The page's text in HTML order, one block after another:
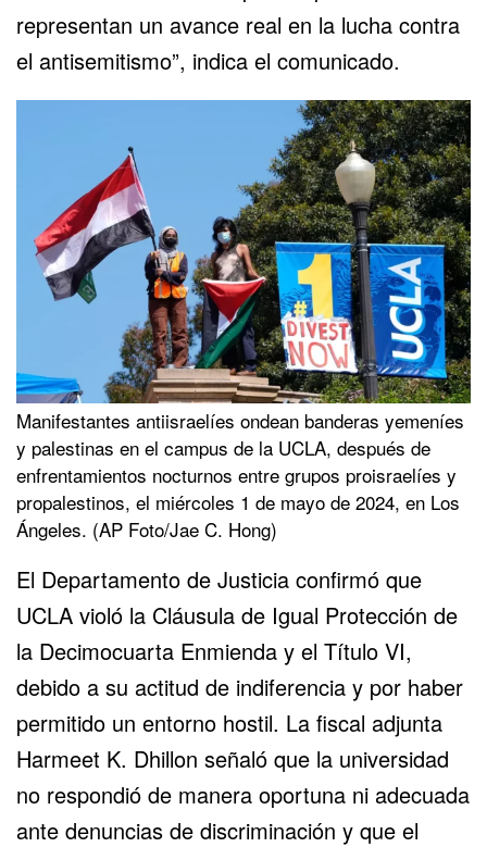
representan un avance real en la lucha contra
el antisemitismo”, indica el comunicado.
Manifestantes antiisraelíes ondean banderas yemeníes
y palestinas en el campus de la UCLA, después de
enfrentamientos nocturnos entre grupos proisraelíes y
propalestinos, el miércoles 1 de mayo de 2024, en Los
Ángeles. (AP Foto/Jae C. Hong)
El Departamento de Justicia confirmó que
UCLA violó la Cláusula de Igual Protección de
la Decimocuarta Enmienda y el Título VI,
debido a su actitud de indiferencia y por haber
permitido un entorno hostil. La fiscal adjunta
Harmeet K. Dhillon señaló que la universidad
no respondió de manera oportuna ni adecuada
ante denuncias de discriminación y que el